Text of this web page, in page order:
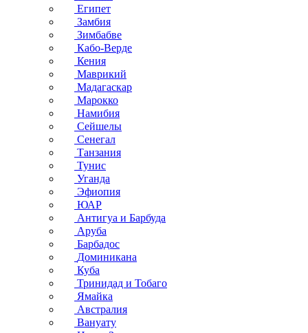
Египет
Замбия
Зимбабве
Кабо-Верде
Кения
Маврикий
Мадагаскар
Марокко
Намибия
Сейшелы
Сенегал
Танзания
Тунис
Уганда
Эфиопия
ЮАР
Антигуа и Барбуда
Аруба
Барбадос
Доминикана
Куба
Тринидад и Тобаго
Ямайка
Австралия
Вануату